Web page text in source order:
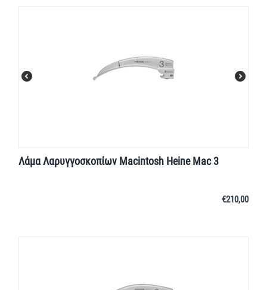
Λάμα Λαρυγγοσκοπίων Macintosh Heine Mac 3
€210,00